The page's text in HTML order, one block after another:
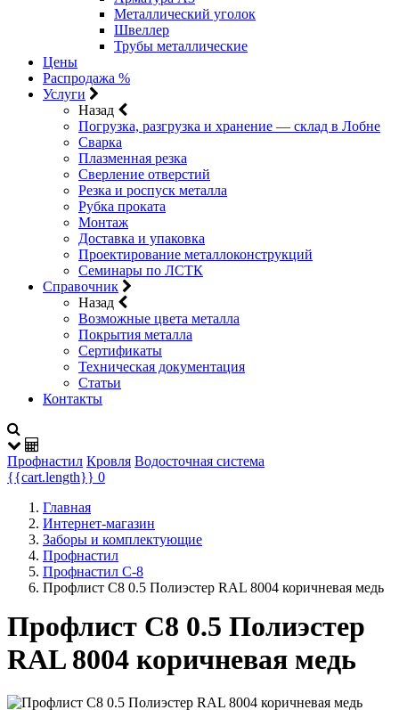
Металлический уголок
Швеллер
Трубы металлические
Цены
Распродажа %
Услуги
Назад
Погрузка, разгрузка и хранение — склад в Лобне
Сварка
Плазменная резка
Сверление отверстий
Резка и роспуск металла
Рубка проката
Монтаж
Доставка и упаковка
Проектирование металлоконструкций
Семинары по ЛСТК
Справочник
Назад
Возможные цвета металла
Покрытия металла
Сертификаты
Техническая документация
Статьи
Контакты
Профнастил Кровля Водосточная система
{{cart.length}} 0
Главная
Интернет-магазин
Заборы и комплектующие
Профнастил
Профнастил С-8
Профлист С8 0.5 Полиэстер RAL 8004 коричневая медь
Профлист С8 0.5 Полиэстер
RAL 8004 коричневая медь